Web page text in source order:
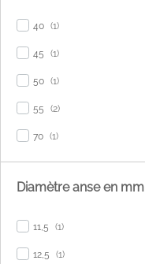
40 1item
45 1item
50 1item
55 2items
70 1item
Diamètre anse en mm
11,5 1item
12,5 1item